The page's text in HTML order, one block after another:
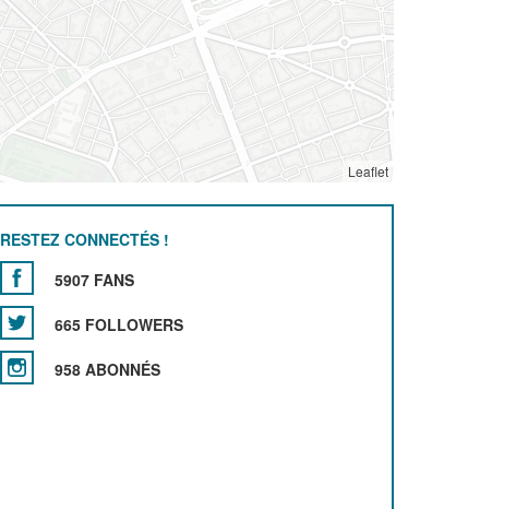
Leaflet
RESTEZ CONNECTÉS !
5907 FANS
665 FOLLOWERS
958 ABONNÉS